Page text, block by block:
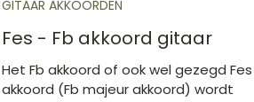
Fes - Fb akkoord gitaar
Het Fb akkoord of ook wel gezegd Fes
akkoord (Fb majeur akkoord) wordt
GITAAR AKKOORDEN